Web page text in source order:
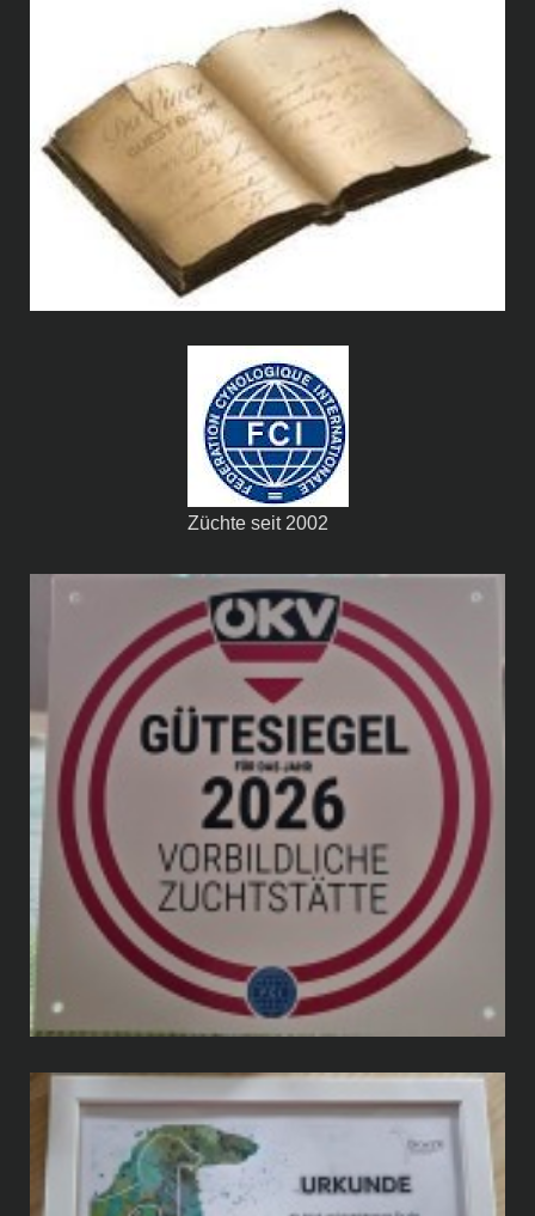
Züchte seit 2002